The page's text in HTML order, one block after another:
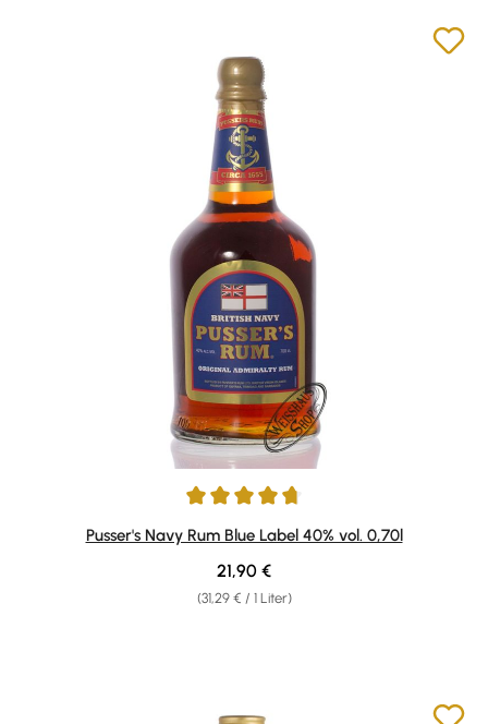
Durchschnittliche Bewertung von 4.76 von 5 Sternen
Pusser's Navy Rum Blue Label 40% vol. 0,70l
(31,29 € / 1 Liter)
Regulärer Preis:
21,90 €